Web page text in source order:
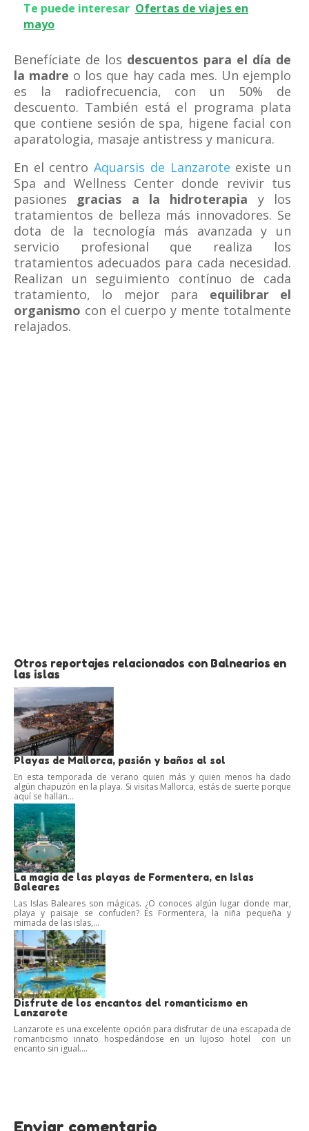
Te puede interesar Ofertas de viajes en
mayo
Benefíciate de los descuentos para el día de
la madre o los que hay cada mes. Un ejemplo
es la radiofrecuencia, con un 50% de
descuento. También está el programa plata
que contiene sesión de spa, higene facial con
aparatologia, masaje antistress y manicura.
En el centroAquarsis de Lanzarote existe un
Spa and Wellness Center donde revivir tus
pasiones gracias a la hidroterapia y los
tratamientos de belleza más innovadores. Se
dota de la tecnología más avanzada y un
servicio profesional que realiza los
tratamientos adecuados para cada necesidad.
Realizan un seguimiento contínuo de cada
tratamiento, lo mejor para equilibrar el
organismo con el cuerpo y mente totalmente
relajados.
Otros reportajes relacionados con Balnearios en
las islas
Playas de Mallorca, pasión y baños al sol
En esta temporada de verano quien más y quien menos ha dado
algún chapuzón en la playa. Si visitas Mallorca, estás de suerte porque
aquí se hallan...
La magia de las playas de Formentera, en Islas
Baleares
Las Islas Baleares son mágicas. ¿O conoces algún lugar donde mar,
playa y paisaje se confuden? Es Formentera, la niña pequeña y
mimada de las islas,...
Disfrute de los encantos del romanticismo en
Lanzarote
Lanzarote es una excelente opción para disfrutar de una escapada de
romanticismo innato hospedándose en un lujoso hotel con un
encanto sin igual....
Enviar comentario